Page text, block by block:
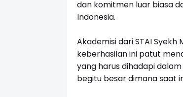
dan komitmen luar biasa
Indonesia.
Akademisi dari STAI
keberhasilan ini patut
yang harus dihadapi
begitu besar dimana saat